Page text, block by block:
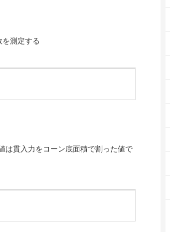
測定する
は貫入力をコーン底面積で割った値で